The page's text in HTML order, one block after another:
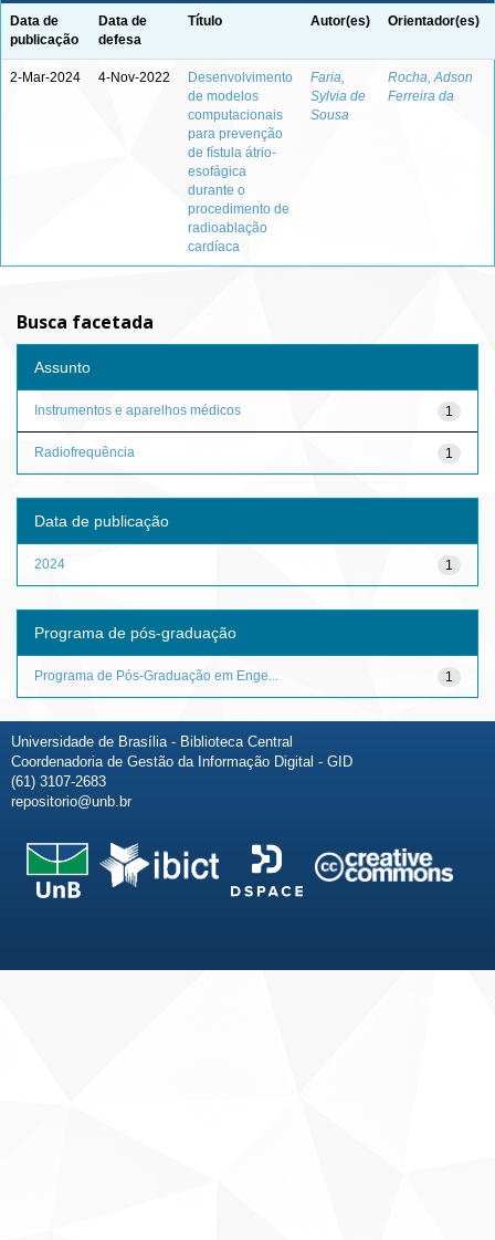
Data de
publicação
Data de
defesa
Título Autor(es) Orientador(es)
2-Mar-2024 4-Nov-2022
Desenvolvimento
de modelos
computacionais
para prevenção
de fístula átrio-
esofágica
durante o
procedimento de
radioablação
cardíaca
Faria,
Sylvia de
Sousa
Rocha, Adson
Ferreira da
Busca facetada
Assunto
1
Instrumentos e aparelhos médicos
1
Radiofrequência
Data de publicação
1
2024
Programa de pós-graduação
1
Programa de Pós-Graduação em Enge...
Universidade de Brasília - Biblioteca Central
Coordenadoria de Gestão da Informação Digital - GID
(61) 3107-2683
repositorio@unb.br